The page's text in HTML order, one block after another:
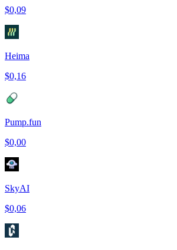
$0,09
Heima
$0,16
Pump.fun
$0,00
SkyAI
$0,06